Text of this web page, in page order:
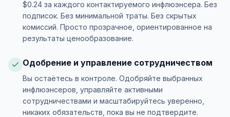
$0.24 за каждого контактируемого инфлюэнсера. Без
подписок. Без минимальной траты. Без скрытых
комиссий. Просто прозрачное, ориентированное на
результаты ценообразование.
Одобрение и управление сотрудничеством
Вы остаётесь в контроле. Одобряйте выбранных
инфлюэнсеров, управляйте активными
сотрудничествами и масштабируйтесь уверенно,
никаких обязательств, пока вы не подтвердите.